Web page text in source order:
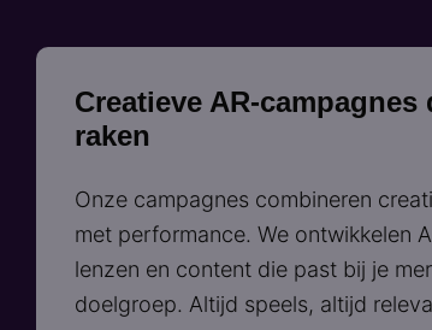
Creatieve AR-campagnes
raken
Onze campagnes combineren
met performance. We ontwikkelen
lenzen en content die past bij je
doelgroep. Altijd speels, altijd